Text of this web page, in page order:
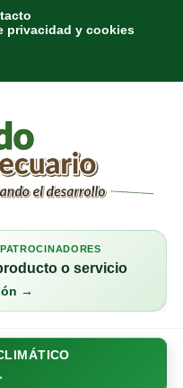
privacidad y cookies
o servicio
→